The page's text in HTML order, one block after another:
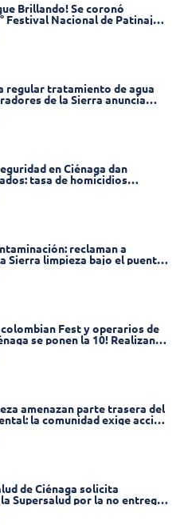
Brillando! Se coronó
Festival Nacional de Patinaje
regular tratamiento de agua
de la Sierra anuncia
sectores
en Ciénaga dan
tasa de homicidios
en 2026
reclaman a
Sierra limpieza bajo el puente
carrera 11
Fest y operarios de
se ponen la 10! Realizan
posterior del Coliseo
amenazan parte trasera del
la comunidad exige acción
de Ciénaga solicita
Supersalud por la no entrega
en las EPS